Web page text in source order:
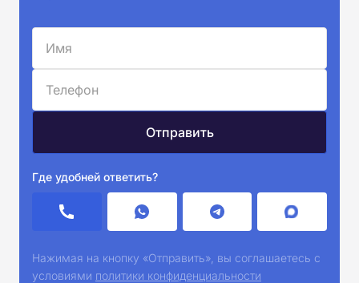
Где удобней ответить?
Нажимая на кнопку «Отправить», вы соглашаетесь с
условиями политики конфиденциальности